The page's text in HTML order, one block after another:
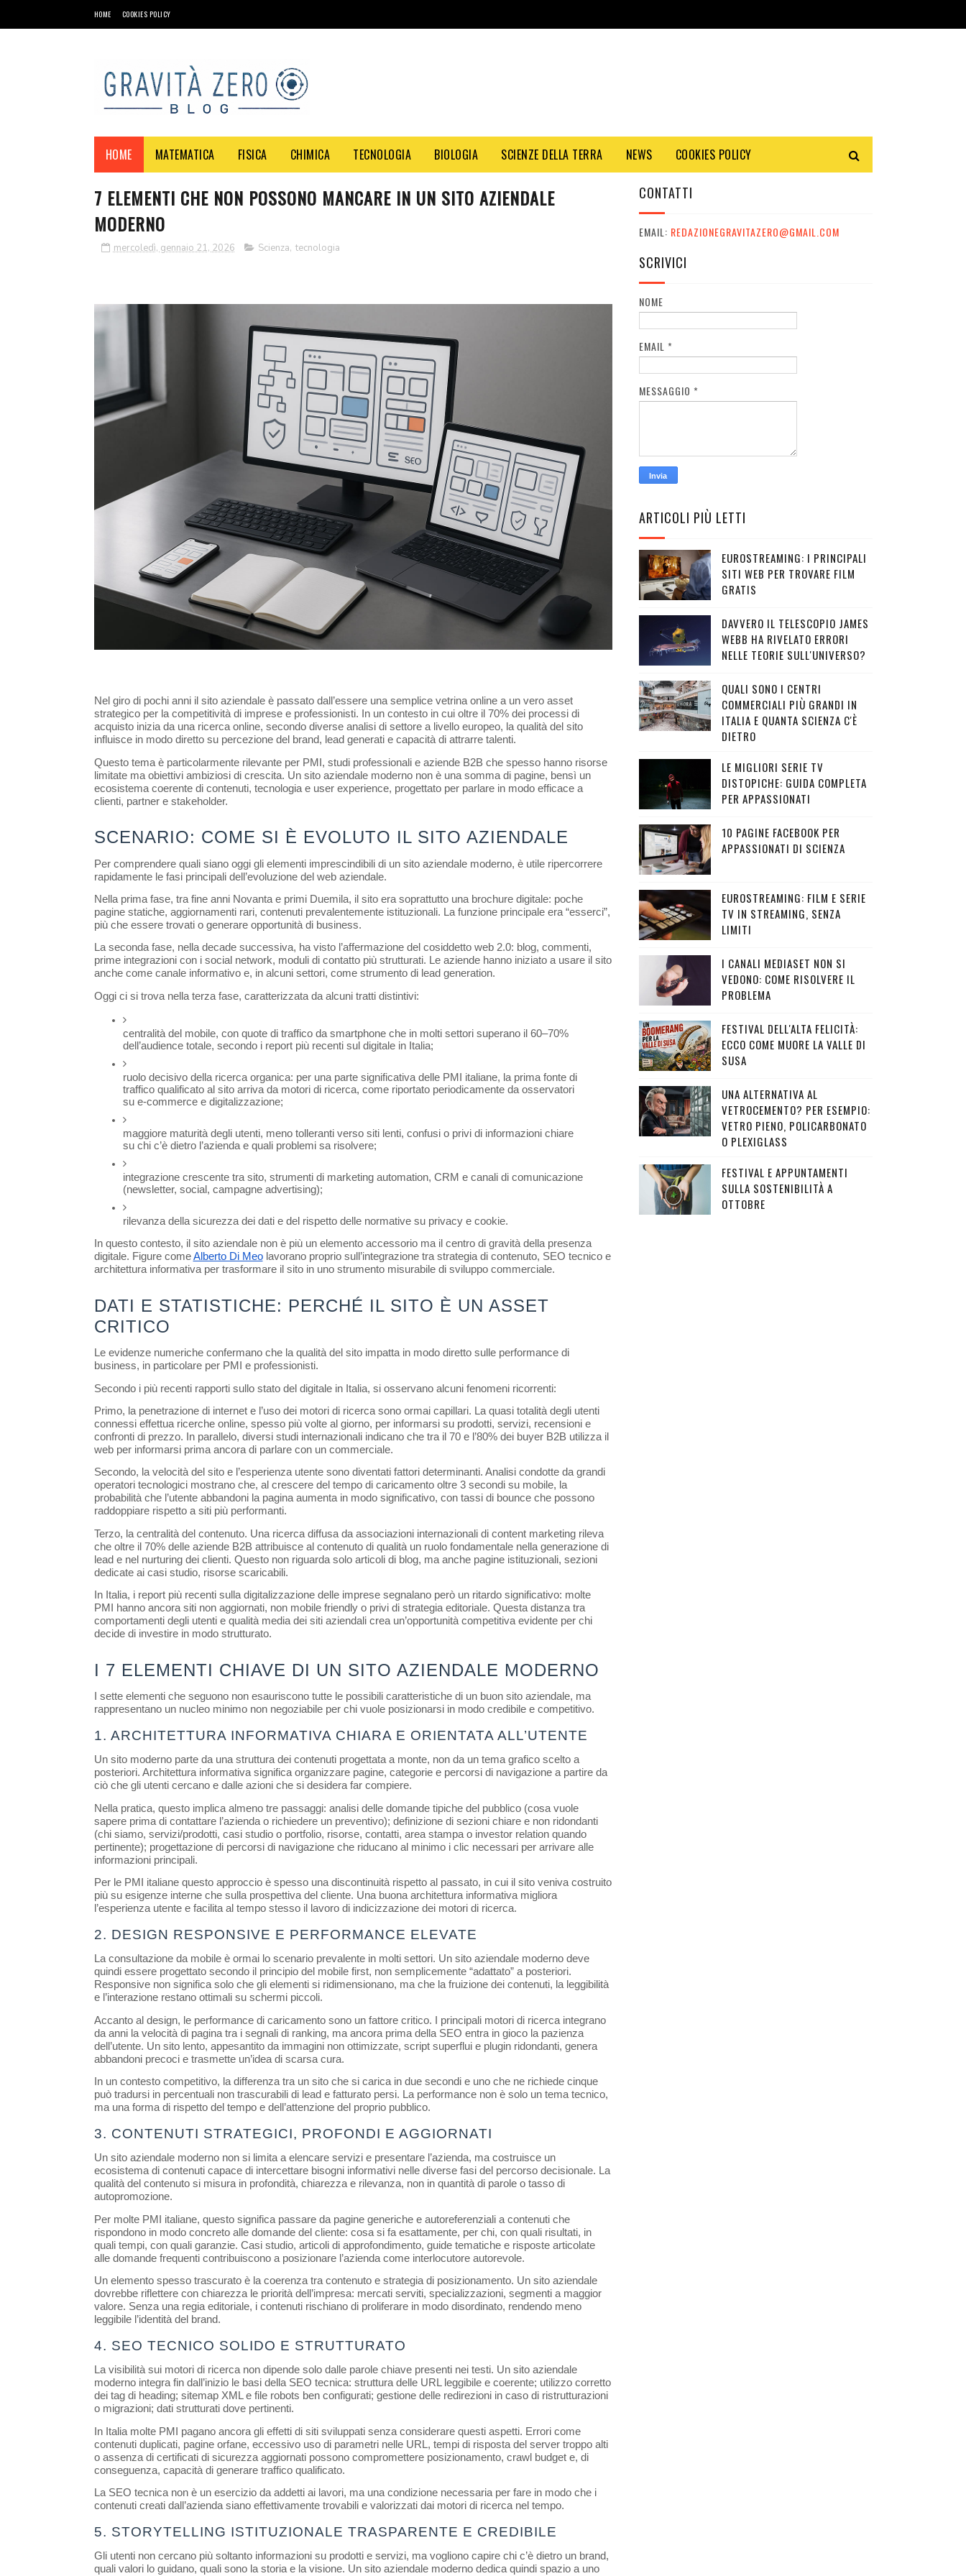
HOME COOKIES POLICY
HOME MATEMATICA FISICA CHIMICA TECNOLOGIA BIOLOGIA SCIENZE DELLA TERRA NEWS COOKIES POLICY
7 ELEMENTI CHE NON POSSONO MANCARE IN UN SITO AZIENDALE
MODERNO
mercoledì, gennaio 21, 2026 Scienza, tecnologia
Nel giro di pochi anni il sito aziendale è passato dall’essere una semplice vetrina online a un vero asset
strategico per la competitività di imprese e professionisti. In un contesto in cui oltre il 70% dei processi di
acquisto inizia da una ricerca online, secondo diverse analisi di settore a livello europeo, la qualità del sito
influisce in modo diretto su percezione del brand, lead generati e capacità di attrarre talenti.
Questo tema è particolarmente rilevante per PMI, studi professionali e aziende B2B che spesso hanno risorse
limitate ma obiettivi ambiziosi di crescita. Un sito aziendale moderno non è una somma di pagine, bensì un
ecosistema coerente di contenuti, tecnologia e user experience, progettato per parlare in modo efficace a
clienti, partner e stakeholder.
SCENARIO: COME SI È EVOLUTO IL SITO AZIENDALE
Per comprendere quali siano oggi gli elementi imprescindibili di un sito aziendale moderno, è utile ripercorrere
rapidamente le fasi principali dell’evoluzione del web aziendale.
Nella prima fase, tra fine anni Novanta e primi Duemila, il sito era soprattutto una brochure digitale: poche
pagine statiche, aggiornamenti rari, contenuti prevalentemente istituzionali. La funzione principale era “esserci”,
più che essere trovati o generare opportunità di business.
La seconda fase, nella decade successiva, ha visto l’affermazione del cosiddetto web 2.0: blog, commenti,
prime integrazioni con i social network, moduli di contatto più strutturati. Le aziende hanno iniziato a usare il sito
anche come canale informativo e, in alcuni settori, come strumento di lead generation.
Oggi ci si trova nella terza fase, caratterizzata da alcuni tratti distintivi:
centralità del mobile, con quote di traffico da smartphone che in molti settori superano il 60–70%
dell’audience totale, secondo i report più recenti sul digitale in Italia;
ruolo decisivo della ricerca organica: per una parte significativa delle PMI italiane, la prima fonte di
traffico qualificato al sito arriva da motori di ricerca, come riportato periodicamente da osservatori
su e-commerce e digitalizzazione;
maggiore maturità degli utenti, meno tolleranti verso siti lenti, confusi o privi di informazioni chiare
su chi c’è dietro l’azienda e quali problemi sa risolvere;
integrazione crescente tra sito, strumenti di marketing automation, CRM e canali di comunicazione
(newsletter, social, campagne advertising);
rilevanza della sicurezza dei dati e del rispetto delle normative su privacy e cookie.
In questo contesto, il sito aziendale non è più un elemento accessorio ma il centro di gravità della presenza
digitale. Figure come Alberto Di Meo lavorano proprio sull’integrazione tra strategia di contenuto, SEO tecnico e
architettura informativa per trasformare il sito in uno strumento misurabile di sviluppo commerciale.
DATI E STATISTICHE: PERCHÉ IL SITO È UN ASSET
CRITICO
Le evidenze numeriche confermano che la qualità del sito impatta in modo diretto sulle performance di
business, in particolare per PMI e professionisti.
Secondo i più recenti rapporti sullo stato del digitale in Italia, si osservano alcuni fenomeni ricorrenti:
Primo, la penetrazione di internet e l’uso dei motori di ricerca sono ormai capillari. La quasi totalità degli utenti
connessi effettua ricerche online, spesso più volte al giorno, per informarsi su prodotti, servizi, recensioni e
confronti di prezzo. In parallelo, diversi studi internazionali indicano che tra il 70 e l’80% dei buyer B2B utilizza il
web per informarsi prima ancora di parlare con un commerciale.
Secondo, la velocità del sito e l’esperienza utente sono diventati fattori determinanti. Analisi condotte da grandi
operatori tecnologici mostrano che, al crescere del tempo di caricamento oltre 3 secondi su mobile, la
probabilità che l’utente abbandoni la pagina aumenta in modo significativo, con tassi di bounce che possono
raddoppiare rispetto a siti più performanti.
Terzo, la centralità del contenuto. Una ricerca diffusa da associazioni internazionali di content marketing rileva
che oltre il 70% delle aziende B2B attribuisce al contenuto di qualità un ruolo fondamentale nella generazione di
lead e nel nurturing dei clienti. Questo non riguarda solo articoli di blog, ma anche pagine istituzionali, sezioni
dedicate ai casi studio, risorse scaricabili.
In Italia, i report più recenti sulla digitalizzazione delle imprese segnalano però un ritardo significativo: molte
PMI hanno ancora siti non aggiornati, non mobile friendly o privi di strategia editoriale. Questa distanza tra
comportamenti degli utenti e qualità media dei siti aziendali crea un’opportunità competitiva evidente per chi
decide di investire in modo strutturato.
I 7 ELEMENTI CHIAVE DI UN SITO AZIENDALE MODERNO
I sette elementi che seguono non esauriscono tutte le possibili caratteristiche di un buon sito aziendale, ma
rappresentano un nucleo minimo non negoziabile per chi vuole posizionarsi in modo credibile e competitivo.
1. ARCHITETTURA INFORMATIVA CHIARA E ORIENTATA ALL’UTENTE
Un sito moderno parte da una struttura dei contenuti progettata a monte, non da un tema grafico scelto a
posteriori. Architettura informativa significa organizzare pagine, categorie e percorsi di navigazione a partire da
ciò che gli utenti cercano e dalle azioni che si desidera far compiere.
Nella pratica, questo implica almeno tre passaggi: analisi delle domande tipiche del pubblico (cosa vuole
sapere prima di contattare l’azienda o richiedere un preventivo); definizione di sezioni chiare e non ridondanti
(chi siamo, servizi/prodotti, casi studio o portfolio, risorse, contatti, area stampa o investor relation quando
pertinente); progettazione di percorsi di navigazione che riducano al minimo i clic necessari per arrivare alle
informazioni principali.
Per le PMI italiane questo approccio è spesso una discontinuità rispetto al passato, in cui il sito veniva costruito
più su esigenze interne che sulla prospettiva del cliente. Una buona architettura informativa migliora
l’esperienza utente e facilita al tempo stesso il lavoro di indicizzazione dei motori di ricerca.
2. DESIGN RESPONSIVE E PERFORMANCE ELEVATE
La consultazione da mobile è ormai lo scenario prevalente in molti settori. Un sito aziendale moderno deve
quindi essere progettato secondo il principio del mobile first, non semplicemente “adattato” a posteriori.
Responsive non significa solo che gli elementi si ridimensionano, ma che la fruizione dei contenuti, la leggibilità
e l’interazione restano ottimali su schermi piccoli.
Accanto al design, le performance di caricamento sono un fattore critico. I principali motori di ricerca integrano
da anni la velocità di pagina tra i segnali di ranking, ma ancora prima della SEO entra in gioco la pazienza
dell’utente. Un sito lento, appesantito da immagini non ottimizzate, script superflui e plugin ridondanti, genera
abbandoni precoci e trasmette un’idea di scarsa cura.
In un contesto competitivo, la differenza tra un sito che si carica in due secondi e uno che ne richiede cinque
può tradursi in percentuali non trascurabili di lead e fatturato persi. La performance non è solo un tema tecnico,
ma una forma di rispetto del tempo e dell’attenzione del proprio pubblico.
3. CONTENUTI STRATEGICI, PROFONDI E AGGIORNATI
Un sito aziendale moderno non si limita a elencare servizi e presentare l’azienda, ma costruisce un
ecosistema di contenuti capace di intercettare bisogni informativi nelle diverse fasi del percorso decisionale. La
qualità del contenuto si misura in profondità, chiarezza e rilevanza, non in quantità di parole o tasso di
autopromozione.
Per molte PMI italiane, questo significa passare da pagine generiche e autoreferenziali a contenuti che
rispondono in modo concreto alle domande del cliente: cosa si fa esattamente, per chi, con quali risultati, in
quali tempi, con quali garanzie. Casi studio, articoli di approfondimento, guide tematiche e risposte articolate
alle domande frequenti contribuiscono a posizionare l’azienda come interlocutore autorevole.
Un elemento spesso trascurato è la coerenza tra contenuto e strategia di posizionamento. Un sito aziendale
dovrebbe riflettere con chiarezza le priorità dell’impresa: mercati serviti, specializzazioni, segmenti a maggior
valore. Senza una regia editoriale, i contenuti rischiano di proliferare in modo disordinato, rendendo meno
leggibile l’identità del brand.
4. SEO TECNICO SOLIDO E STRUTTURATO
La visibilità sui motori di ricerca non dipende solo dalle parole chiave presenti nei testi. Un sito aziendale
moderno integra fin dall’inizio le basi della SEO tecnica: struttura delle URL leggibile e coerente; utilizzo corretto
dei tag di heading; sitemap XML e file robots ben configurati; gestione delle redirezioni in caso di ristrutturazioni
o migrazioni; dati strutturati dove pertinenti.
In Italia molte PMI pagano ancora gli effetti di siti sviluppati senza considerare questi aspetti. Errori come
contenuti duplicati, pagine orfane, eccessivo uso di parametri nelle URL, tempi di risposta del server troppo alti
o assenza di certificati di sicurezza aggiornati possono compromettere posizionamento, crawl budget e, di
conseguenza, capacità di generare traffico qualificato.
La SEO tecnica non è un esercizio da addetti ai lavori, ma una condizione necessaria per fare in modo che i
contenuti creati dall’azienda siano effettivamente trovabili e valorizzati dai motori di ricerca nel tempo.
5. STORYTELLING ISTITUZIONALE TRASPARENTE E CREDIBILE
Gli utenti non cercano più soltanto informazioni su prodotti e servizi, ma vogliono capire chi c’è dietro un brand,
quali valori lo guidano, quali sono la storia e la visione. Un sito aziendale moderno dedica quindi spazio a uno
CONTATTI
EMAIL: REDAZIONEGRAVITAZERO@GMAIL.COM
SCRIVICI
NOME
EMAIL *
MESSAGGIO *
ARTICOLI PIÙ LETTI
EUROSTREAMING: I PRINCIPALI
SITI WEB PER TROVARE FILM
GRATIS
DAVVERO IL TELESCOPIO JAMES
WEBB HA RIVELATO ERRORI
NELLE TEORIE SULL'UNIVERSO?
QUALI SONO I CENTRI
COMMERCIALI PIÙ GRANDI IN
ITALIA E QUANTA SCIENZA C'È
DIETRO
LE MIGLIORI SERIE TV
DISTOPICHE: GUIDA COMPLETA
PER APPASSIONATI
10 PAGINE FACEBOOK PER
APPASSIONATI DI SCIENZA
EUROSTREAMING: FILM E SERIE
TV IN STREAMING, SENZA
LIMITI
I CANALI MEDIASET NON SI
VEDONO: COME RISOLVERE IL
PROBLEMA
FESTIVAL DELL'ALTA FELICITÀ:
ECCO COME MUORE LA VALLE DI
SUSA
UNA ALTERNATIVA AL
VETROCEMENTO? PER ESEMPIO:
VETRO PIENO, POLICARBONATO
O PLEXIGLASS
FESTIVAL E APPUNTAMENTI
SULLA SOSTENIBILITÀ A
OTTOBRE